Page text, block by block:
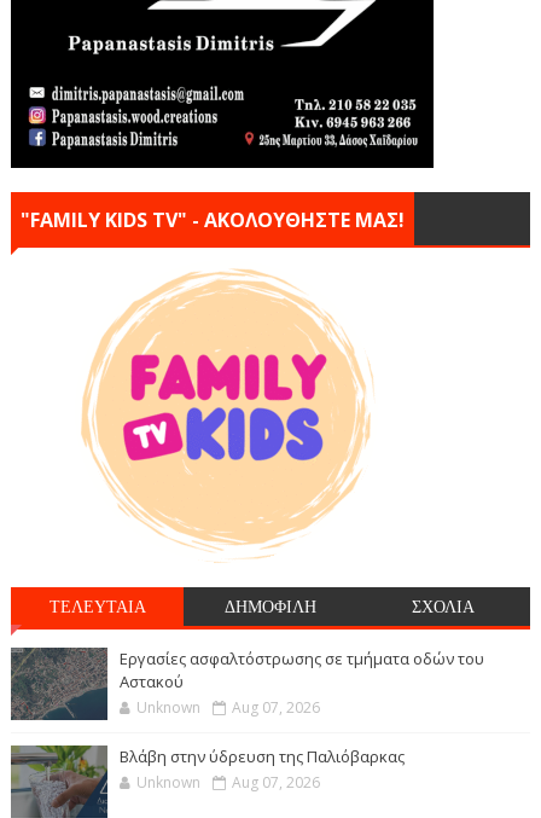
"FAMILY KIDS TV" - ΑΚΟΛΟΥΘΗΣΤΕ ΜΑΣ!
ΤΕΛΕΥΤΑΙΑ ΔΗΜΟΦΙΛΗ ΣΧΟΛΙΑ
Εργασίες ασφαλτόστρωσης σε τμήματα οδών του
Αστακού
Unknown Aug 07, 2026
Βλάβη στην ύδρευση της Παλιόβαρκας
Unknown Aug 07, 2026